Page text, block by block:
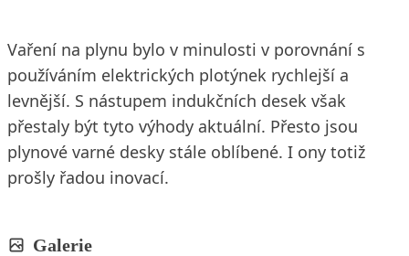
Vaření na plynu bylo v minulosti v porovnání s
používáním elektrických plotýnek rychlejší a
levnější. S nástupem indukčních desek však
přestaly být tyto výhody aktuální. Přesto jsou
plynové varné desky stále oblíbené. I ony totiž
prošly řadou inovací.
Galerie